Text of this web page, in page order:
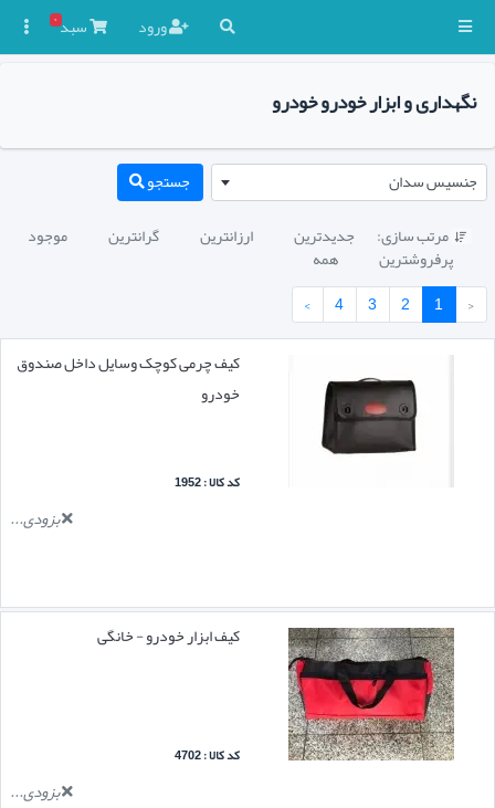
ورود سبد۰
نگهداری و ابزار خودرو خودرو
جنسیس سدان جستجو
 مرتب سازی: جدیدترین ارزانترین گرانترین موجود
پرفروشترین
همه
‹
1
2
3
4
›
کیف چرمی کوچک وسایل داخل صندوق
خودرو
کد کالا : 1952
بزودی...
کیف ابزار خودرو - خانگی
کد کالا : 4702
بزودی...